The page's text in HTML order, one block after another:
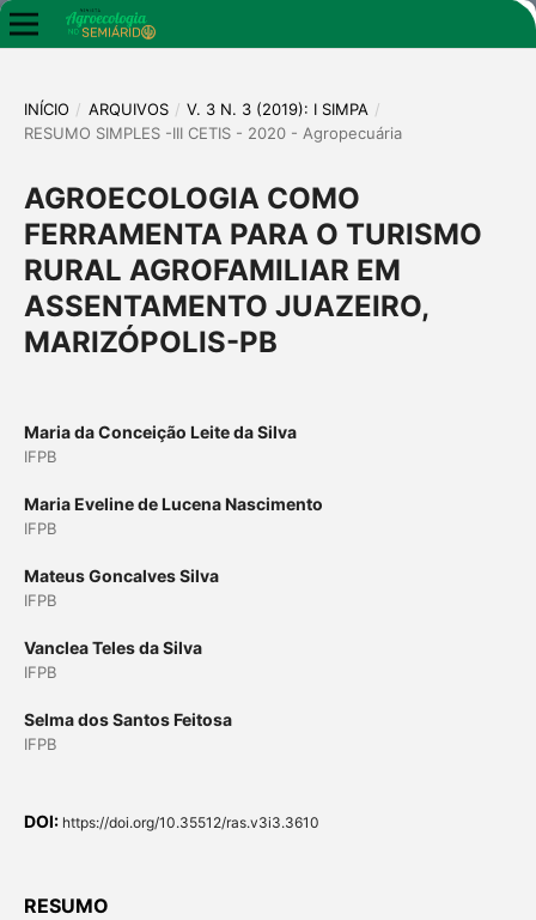
INÍCIO / ARQUIVOS / V. 3 N. 3 (2019): I SIMPA /
RESUMO SIMPLES -III CETIS - 2020 - Agropecuária
AGROECOLOGIA COMO
FERRAMENTA PARA O TURISMO
RURAL AGROFAMILIAR EM
ASSENTAMENTO JUAZEIRO,
MARIZÓPOLIS-PB
Maria da Conceição Leite da Silva
IFPB
Maria Eveline de Lucena Nascimento
IFPB
Mateus Goncalves Silva
IFPB
Vanclea Teles da Silva
IFPB
Selma dos Santos Feitosa
IFPB
DOI: https://doi.org/10.35512/ras.v3i3.3610
RESUMO